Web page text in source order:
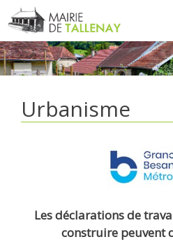
Aller
au
contenu
Urbanisme
Les déclarations de
construire peuvent